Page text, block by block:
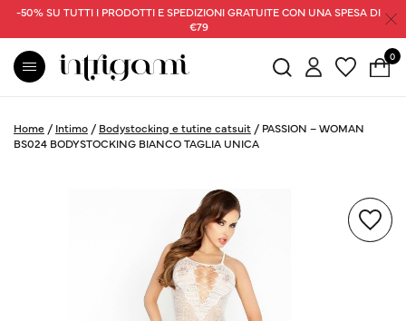
-50% SU TUTTI I PRODOTTI E SPEDIZIONI GRATUITE CON UNA SPESA DI
€79
0
Home / Intimo / Bodystocking e tutine catsuit / PASSION – WOMAN
BS024 BODYSTOCKING BIANCO TAGLIA UNICA